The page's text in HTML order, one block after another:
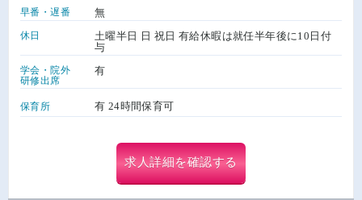
早番・遅番 無
休日
土曜半日 日 祝日 有給休暇は就任半年後に10日付
与
学会・院外
研修出席
有
保育所 有 24時間保育可
求人詳細を確認する